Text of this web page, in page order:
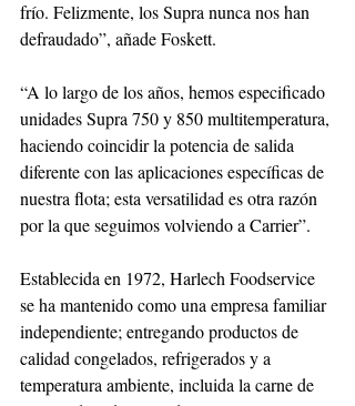
frío. Felizmente, los Supra nunca nos han
defraudado”, añade Foskett.
“A lo largo de los años, hemos especificado
unidades Supra 750 y 850 multitemperatura,
haciendo coincidir la potencia de salida
diferente con las aplicaciones específicas de
nuestra flota; esta versatilidad es otra razón
por la que seguimos volviendo a Carrier”.
Establecida en 1972, Harlech Foodservice
se ha mantenido como una empresa familiar
independiente; entregando productos de
calidad congelados, refrigerados y a
temperatura ambiente, incluida la carne de